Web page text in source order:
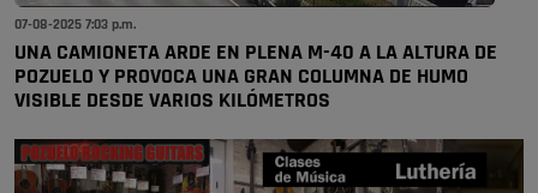
07-08-2025 7:03 p.m.
UNA CAMIONETA ARDE EN PLENA M-40 A LA ALTURA DE
POZUELO Y PROVOCA UNA GRAN COLUMNA DE HUMO
VISIBLE DESDE VARIOS KILÓMETROS